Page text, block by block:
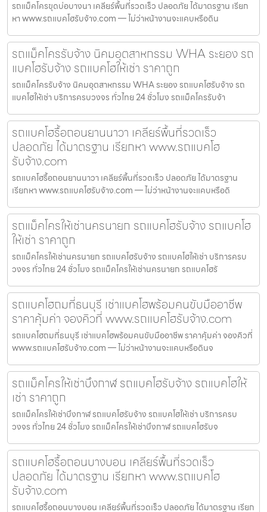
รถแม็คโครขุดบ่อบางนา เคลียร์พื้นที่รวดเร็ว ปลอดภัย ได้มาตรฐาน เรียก
หา www.รถแบคโฮรับจ้าง.com — ไม่ว่าหน้างานจะแคบหรือดิน
รถแม็คโครรับจ้าง นิคมอุตสาหกรรม WHA ระยอง รถ
แบคโฮรับจ้าง รถแบคโฮให้เช่า ราคาถูก
รถแม็คโครรับจ้าง นิคมอุตสาหกรรม WHA ระยอง รถแบคโฮรับจ้าง รถ
แบคโฮให้เช่า บริการครบวงจร ทั่วไทย 24 ชั่วโมง รถแม็คโครรับจ้า
รถแบคโฮรื้อถอนยานนาวา เคลียร์พื้นที่รวดเร็ว
ปลอดภัย ได้มาตรฐาน เรียกหา www.รถแบคโฮ
รับจ้าง.com
รถแบคโฮรื้อถอนยานนาวา เคลียร์พื้นที่รวดเร็ว ปลอดภัย ได้มาตรฐาน
เรียกหา www.รถแบคโฮรับจ้าง.com — ไม่ว่าหน้างานจะแคบหรือดิ
รถแม็คโครให้เช่านครนายก รถแบคโฮรับจ้าง รถแบคโฮ
ให้เช่า ราคาถูก
รถแม็คโครให้เช่านครนายก รถแบคโฮรับจ้าง รถแบคโฮให้เช่า บริการครบ
วงจร ทั่วไทย 24 ชั่วโมง รถแม็คโครให้เช่านครนายก รถแบคโฮรั
รถแบคโฮถมที่ธนบุรี เช่าแบคโฮพร้อมคนขับมืออาชีพ
ราคาคุ้มค่า จองคิวที่ www.รถแบคโฮรับจ้าง.com
รถแบคโฮถมที่ธนบุรี เช่าแบคโฮพร้อมคนขับมืออาชีพ ราคาคุ้มค่า จองคิวที่
www.รถแบคโฮรับจ้าง.com — ไม่ว่าหน้างานจะแคบหรือดินจ
รถแม็คโครให้เช่าบึงกาฬ รถแบคโฮรับจ้าง รถแบคโฮให้
เช่า ราคาถูก
รถแม็คโครให้เช่าบึงกาฬ รถแบคโฮรับจ้าง รถแบคโฮให้เช่า บริการครบ
วงจร ทั่วไทย 24 ชั่วโมง รถแม็คโครให้เช่าบึงกาฬ รถแบคโฮรับจ
รถแบคโฮรื้อถอนบางบอน เคลียร์พื้นที่รวดเร็ว
ปลอดภัย ได้มาตรฐาน เรียกหา www.รถแบคโฮ
รับจ้าง.com
รถแบคโฮรื้อถอนบางบอน เคลียร์พื้นที่รวดเร็ว ปลอดภัย ได้มาตรฐาน เรียก